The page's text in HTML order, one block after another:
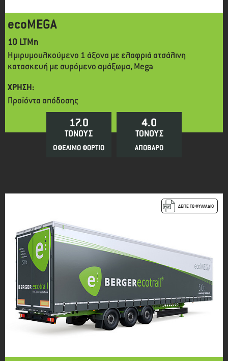
ecoMEGA
10 LTMn
Ημιρυμουλκούμενο 1 άξονα με ελαφριά ατσάλινη
κατασκευή με συρόμενο αμάξωμα, Mega
ΧΡΗΣΗ:
Προϊόντα απόδοσης
17.0
ΤΟΝΟΥΣ
ΩΦΕΛΙΜΟ ΦΟΡΤΙΟ
4.0
ΤΟΝΟΥΣ
ΑΠΟΒΑΡΟ
ΔΕΙΤΕ ΤΟ ΦΥΛΛΑΔΙΟ